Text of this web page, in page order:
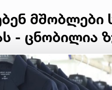
მშობლები
- ცნობილია